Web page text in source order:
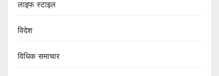
लाइफ स्टाइल
विदेश
विधिक समाचार